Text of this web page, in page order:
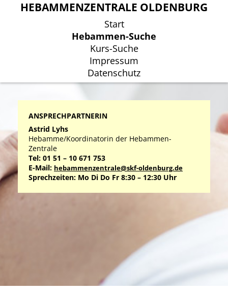
HEBAMMENZENTRALE OLDENBURG
Start
Hebammen-Suche
Kurs-Suche
Impressum
Datenschutz
HEBAMMENZENTRALE OLDENBURG
Start
Hebammen-Suche
Kurs-Suche
Impressum
Datenschutz
ANSPRECHPARTNERIN
Astrid Lyhs
Hebamme/Koordinatorin der Hebammen-
Zentrale
Tel: 01 51 – 10 671 753
E-Mail: hebammenzentrale@skf-oldenburg.de
Sprechzeiten: Mo Di Do Fr 8:30 – 12:30 Uhr